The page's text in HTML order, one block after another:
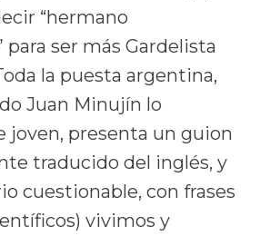
“hermano
para ser más Gardelista
la puesta argentina,
Juan Minujín lo
joven, presenta un guion
traducido del inglés, y
cuestionable, con frases
vivimos y